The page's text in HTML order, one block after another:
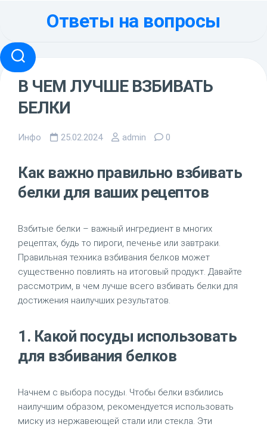
Ответы на вопросы
В ЧЕМ ЛУЧШЕ ВЗБИВАТЬ
БЕЛКИ
Инфо 25.02.2024 admin 0
Как важно правильно взбивать
белки для ваших рецептов
Взбитые белки – важный ингредиент в многих
рецептах, будь то пироги, печенье или завтраки.
Правильная техника взбивания белков может
существенно повлиять на итоговый продукт. Давайте
рассмотрим, в чем лучше всего взбивать белки для
достижения наилучших результатов.
1. Какой посуды использовать
для взбивания белков
Начнем с выбора посуды. Чтобы белки взбились
наилучшим образом, рекомендуется использовать
миску из нержавеющей стали или стекла. Эти